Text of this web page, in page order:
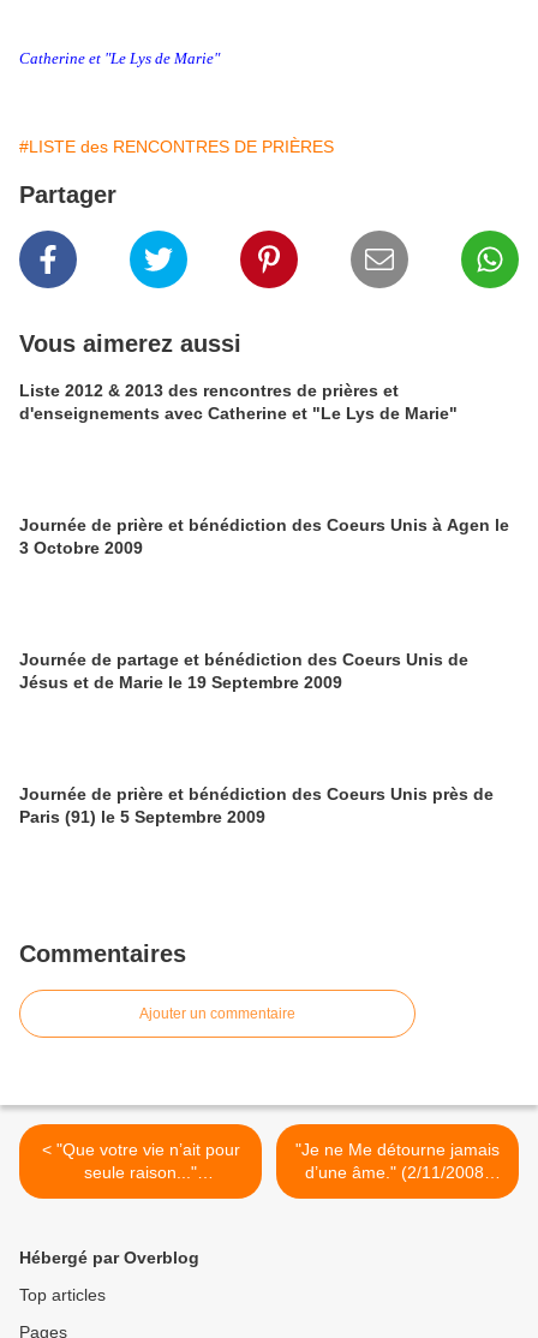
Catherine et "Le Lys de Marie"
#LISTE des RENCONTRES DE PRIÈRES
Partager
Vous aimerez aussi
Liste 2012 & 2013 des rencontres de prières et
d'enseignements avec Catherine et "Le Lys de Marie"
Journée de prière et bénédiction des Coeurs Unis à Agen le
3 Octobre 2009
Journée de partage et bénédiction des Coeurs Unis de
Jésus et de Marie le 19 Septembre 2009
Journée de prière et bénédiction des Coeurs Unis près de
Paris (91) le 5 Septembre 2009
Commentaires
Ajouter un commentaire
< "Que votre vie n’ait pour
seule raison..."
(20/10/2008) Ste Elisabeth
"Je ne Me détourne jamais
d’une âme." (2/11/2008)
Jésus >
Hébergé par Overblog
Top articles
Pages